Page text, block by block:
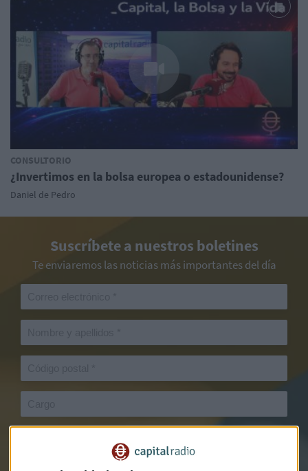
CONSULTORIO
¿Invertimos en la bolsa europea o estadounidense?
Daniel de Pedro
Suscríbete a nuestros boletines
Te enviaremos las noticias más importantes del día